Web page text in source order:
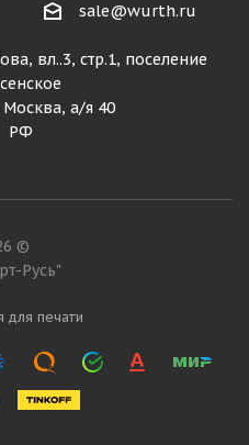
sale@wurth.ru
вл..3, стр.1, поселение
Москва, а/я 40
РФ
©
Русь"
для печати